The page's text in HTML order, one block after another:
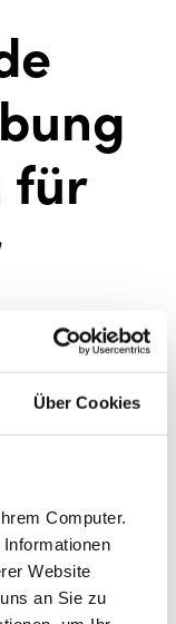
Über Cookies
Computer.
Website
an Sie zu
für
zu
zu
ihre
jedoch
falls dies
nicht